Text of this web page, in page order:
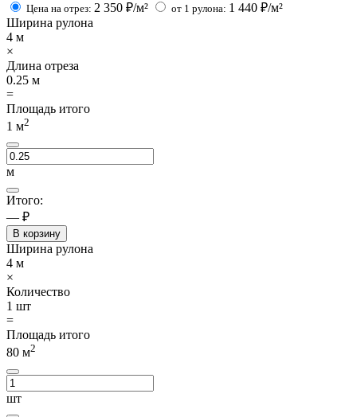
Цена на отрез: 2 350 ₽/м² от 1 рулона: 1 440 ₽/м²
Ширина рулона
4 м
×
Длина отреза
0.25 м
=
Площадь итого
1 м2
м
Итого:
— ₽
В корзину
Ширина рулона
4 м
×
Количество
1 шт
=
Площадь итого
80 м2
шт